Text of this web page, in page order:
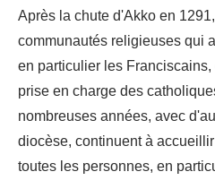
Après la chute d'Akko en
communautés religieuses qui
en particulier les
prise en charge des
nombreuses années, avec
diocèse, continuent à
toutes les personnes, en